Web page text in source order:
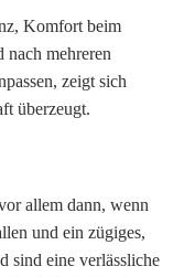
Komfort beim
mehreren
zeigt sich
überzeugt.
allem dann, wenn
und ein zügiges,
sind eine verlässliche